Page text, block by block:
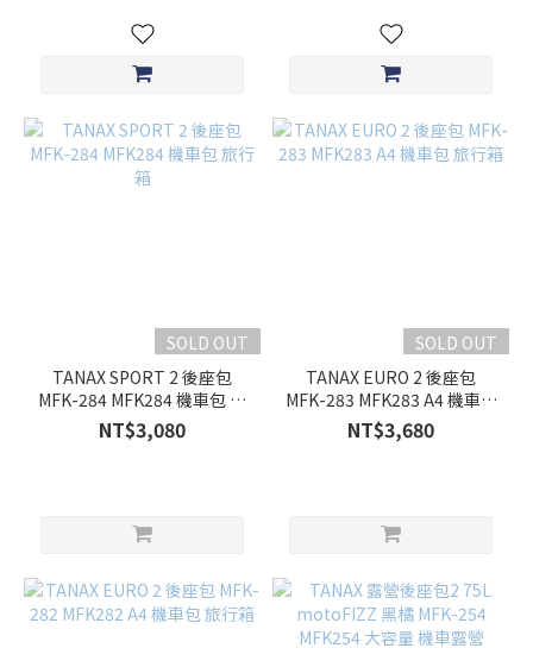
SOLD OUT
TANAX SPORT 2 後座包
MFK-284 MFK284 機車包 旅
行箱
NT$3,080
SOLD OUT
TANAX EURO 2 後座包
MFK-283 MFK283 A4 機車包
旅行箱
NT$3,680